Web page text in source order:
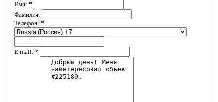
Имя: *
Фамилия:
Телефон: *
E-mail: *